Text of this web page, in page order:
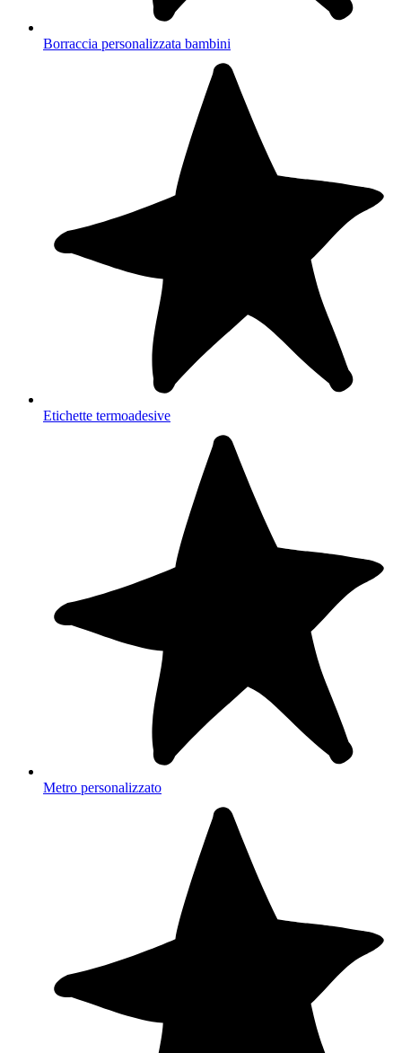
Borraccia personalizzata bambini
Etichette termoadesive
Metro personalizzato